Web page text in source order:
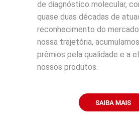
de diagnóstico molecular,
quase duas décadas de
reconhecimento do
nossa trajetória,
prêmios pela qualidade e a
nossos produtos.